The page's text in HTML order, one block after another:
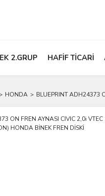
2.GRUP HAFİF TİCARİ
HONDA BLUEPRINT ADH24373